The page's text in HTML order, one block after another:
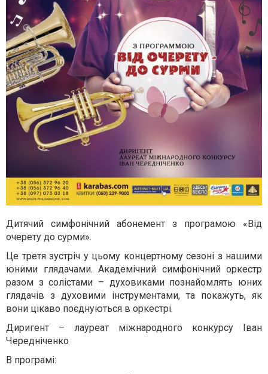
Дитячий симфонічний абонемент з програмою «Від
очерету до сурми».
Це третя зустріч у цьому концертному сезоні з нашими
юними глядачами. Академічний симфонічний оркестр
разом з солістами – духовиками познайомлять юних
глядачів з духовими інструментами, та покажуть, як
вони цікаво поєднуються в оркестрі.
Диригент – лауреат міжнародного конкурсу Іван
Чередніченко
В програмі: